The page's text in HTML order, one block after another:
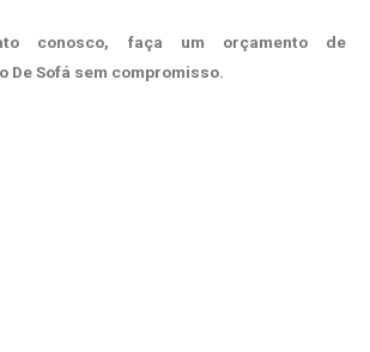
conosco, faça um orçamento de
De Sofá sem compromisso.